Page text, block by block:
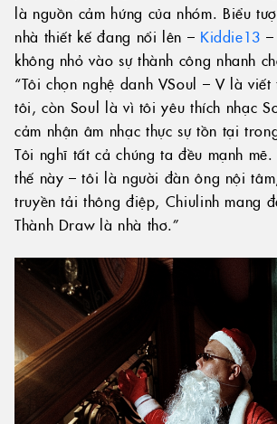
là nguồn cảm hứng của nhóm. Biểu
nhà thiết kế đang nổi lên – Kiddie13
không nhỏ vào sự thành công nhanh
“Tôi chọn nghệ danh VSoul – V là
tôi, còn Soul là vì tôi yêu thích nhạc
cảm nhận âm nhạc thực sự tồn tại
Tôi nghĩ tất cả chúng ta đều mạnh
thế này – tôi là người đàn ông nội
truyền tải thông điệp, Chiulinh mang
Thành Draw là nhà thơ.”